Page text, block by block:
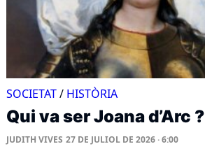
SOCIETAT/ HISTÒRIA
Qui va ser Joana d’Arc ?
JUDITH VIVES 27 DE JULIOL DE 2026 · 6:00